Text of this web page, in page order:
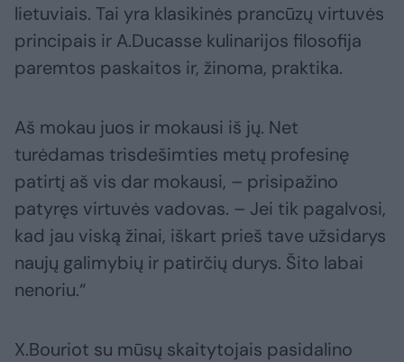
lietuviais. Tai yra klasikinės prancūzų virtuvės
principais ir A.Ducasse kulinarijos filosofija
paremtos paskaitos ir, žinoma, praktika.
Aš mokau juos ir mokausi iš jų. Net
turėdamas trisdešimties metų profesinę
patirtį aš vis dar mokausi, – prisipažino
patyręs virtuvės vadovas. – Jei tik pagalvosi,
kad jau viską žinai, iškart prieš tave užsidarys
naujų galimybių ir patirčių durys. Šito labai
nenoriu.“
X.Bouriot su mūsų skaitytojais pasidalino